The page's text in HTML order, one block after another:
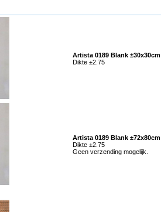
Artista 0189 Blank ±30x30cm
Dikte ±2.75
Artista 0189 Blank ±72x80cm
Dikte ±2.75
Geen verzending mogelijk.